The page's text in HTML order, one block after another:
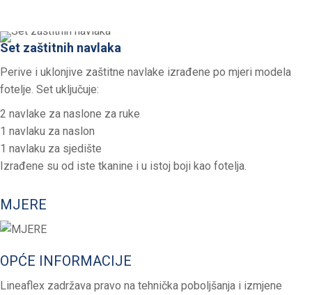
Set zaštitnih navlaka
Perive i uklonjive zaštitne navlake izrađene po mjeri modela
fotelje. Set uključuje:
2 navlake za naslone za ruke
1 navlaku za naslon
1 navlaku za sjedište
Izrađene su od iste tkanine i u istoj boji kao fotelja.
MJERE
OPĆE INFORMACIJE
Lineaflex zadržava pravo na tehnička poboljšanja i izmjene